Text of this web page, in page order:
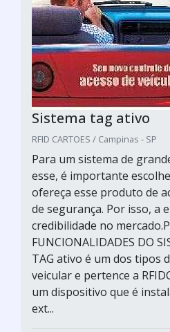
Sistema tag ativo
RFID CARTOES / Campinas - SP
Para um sistema de
esse, é importante
ofereça esse produto de
de segurança. Por isso, a
credibilidade no
FUNCIONALIDADES DO
TAG ativo é um dos tipos
veicular e pertence a
um dispositivo que é
ext...